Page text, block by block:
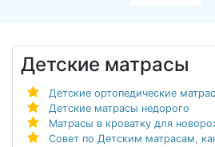
Детские матрасы
Детские ортопедические
Детские матрасы недорого
Матрасы в кроватку для
Совет по Детским матрасам,